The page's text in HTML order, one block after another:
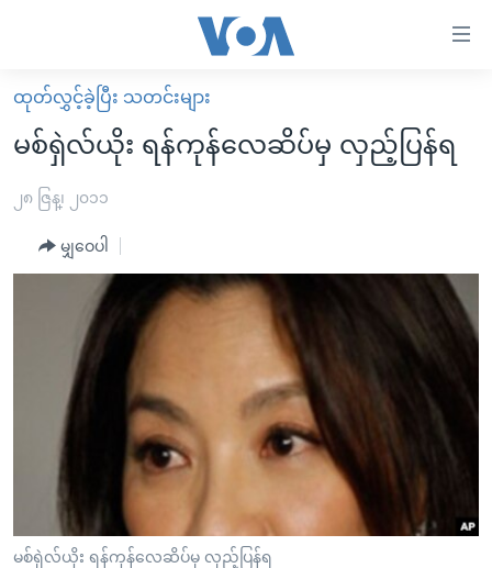
လွယ်ကူ
စေ
Link
များ
အကြောင်းအရာ
စာမျက်နှာ
မူလစာမျက်နှာ
မြန်မာ
ကမ္ဘာ့သတင်းများ
နိုင်ငံတကာ
အမေရိကန်
အစ္စရေး-ပါလက်စတိုင်း
သတင်းလွတ်လပ်ခွင့်
ရပ်ဝန်းတခု လမ်းတခု အလွန်
အင်္ဂလိပ်စာလေ့လာမယ်
အမေရိကန်သုံးအီဒီယံ
မကြေးမုံရဲ့ အင်္ဂလိပ်စာ
ရုပ်ရှင်ထဲက အင်္ဂလိပ်စာ
သုတပဒေသာ အင်္ဂလိပ်စာ
အပတ်စဉ်ကဏ္ဍများ
ရေဒီယို
ရေဒီယိုနှင့်ရုပ်သံ အချက်အလက်များ
ရေဒီယို/တီဗွီအစီအစဉ်
Learning English
ထုတ်လွှင့်ခဲ့ပြီး သတင်းများ
မစ်ရှဲလ်ယိုး ရန်ကုန်လေဆိပ်မှ လှည့်ပြန်ရ
၂၈ ဇြန္၊ ၂၀၁၁
မျှဝေပါ
မစ်ရှဲလ်ယိုး ရန်ကုန်လေဆိပ်မှ လှည့်ပြန်ရ